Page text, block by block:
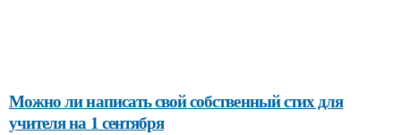
Можно ли написать свой собственный стих для
учителя на 1 сентября